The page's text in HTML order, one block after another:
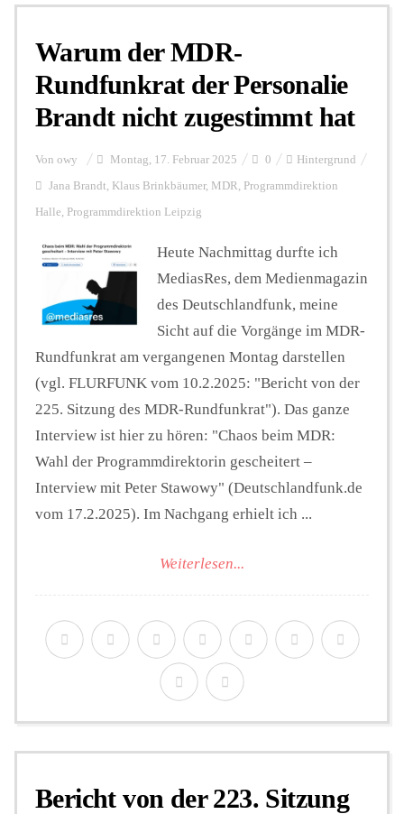
Personalien
Hintergrund
FUNKTURM-Beiträge
Podcast
Seminare
Unterstützen
Warum der MDR-
Rundfunkrat der Personalie
Brandt nicht zugestimmt hat
Von owy Montag, 17. Februar 2025 0 Hintergrund
Jana Brandt, Klaus Brinkbäumer, MDR, Programmdirektion
Halle, Programmdirektion Leipzig
Heute Nachmittag durfte ich
MediasRes, dem Medienmagazin
des Deutschlandfunk, meine
Sicht auf die Vorgänge im MDR-
Rundfunkrat am vergangenen Montag darstellen
(vgl. FLURFUNK vom 10.2.2025: "Bericht von der
225. Sitzung des MDR-Rundfunkrat"). Das ganze
Interview ist hier zu hören: "Chaos beim MDR:
Wahl der Programmdirektorin gescheitert –
Interview mit Peter Stawowy" (Deutschlandfunk.de
vom 17.2.2025). Im Nachgang erhielt ich ...
Weiterlesen...
Bericht von der 223. Sitzung